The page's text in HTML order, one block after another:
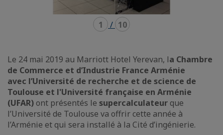
1 / 10
Le 24 mai 2019 au Marriott Hotel Yerevan, la Chambre
de Commerce et d’Industrie France Arménie
avec l’Université de recherche et de science de
Toulouse et l'Université française en Arménie
(UFAR) ont présentés le supercalculateur que
l’Université de Toulouse va offrir cette année à
l’Arménie et qui sera installé à la Cité d’ingénierie.